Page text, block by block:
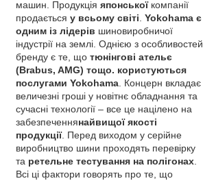
машин. Продукція японськоїкомпанії
продається у всьому світі Yokohama є
одним із лідерів шиновиробничої
індустрії на землі. Однією з особливостей
бренду є те, що тюнінгові ательє
(Brabus, AMG) тощо. користуються
послугами Yokohama . Концерн вкладає
величезні гроші у новітнє обладнання та
сучасні технології – все це націлено на
забезпеченнянайвищої якості
продукції. Перед виходом у серійне
виробництво шини проходять перевірку
та ретельне тестування на полігонах
Всі ці фактори говорять про те, що